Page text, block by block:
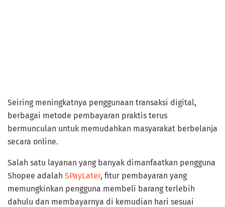
Seiring meningkatnya penggunaan transaksi digital,
berbagai metode pembayaran praktis terus
bermunculan untuk memudahkan masyarakat berbelanja
secara online.
Salah satu layanan yang banyak dimanfaatkan pengguna
Shopee adalah SPayLater, fitur pembayaran yang
memungkinkan pengguna membeli barang terlebih
dahulu dan membayarnya di kemudian hari sesuai